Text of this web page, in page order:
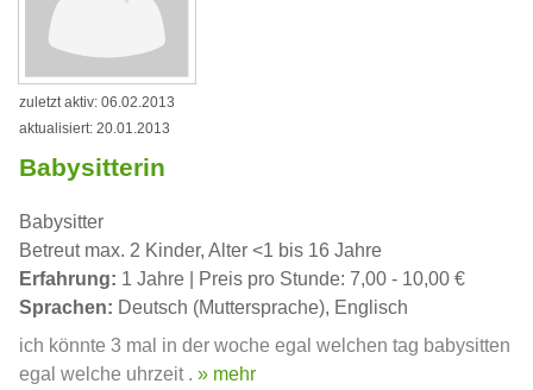
zuletzt aktiv: 06.02.2013
aktualisiert: 20.01.2013
Babysitterin
Babysitter
Betreut max. 2 Kinder, Alter <1 bis 16 Jahre
Erfahrung: 1 Jahre | Preis pro Stunde: 7,00 - 10,00 €
Sprachen: Deutsch (Muttersprache), Englisch
ich könnte 3 mal in der woche egal welchen tag babysitten
egal welche uhrzeit . » mehr